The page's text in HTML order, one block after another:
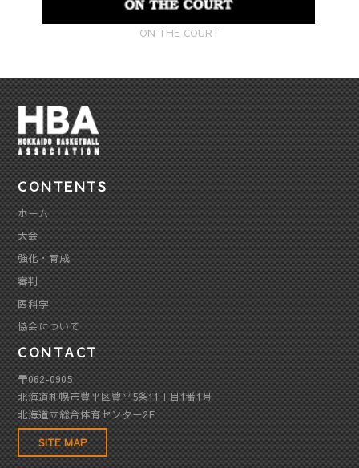
ON THE COURT
CONTENTS
ホーム
大会
強化・育成
審判
医科学
協会について
CONTACT
〒062-0905
北海道札幌市豊平区豊平5条11丁目1番1号
北海道立総合体育センター2F
SITE MAP